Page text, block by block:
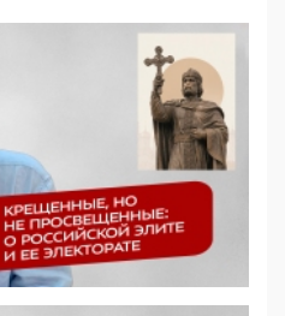
в России, но
определять
Минцифры намерено
право
социальные объекты от
от борца с
контентом